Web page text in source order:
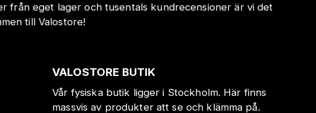
från eget lager och tusentals kundrecensioner är vi det
till Valostore!
VALOSTORE BUTIK
Vår fysiska butik ligger i Stockholm. Här finns
massvis av produkter att se och klämma på.